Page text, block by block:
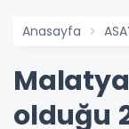
Anasayfa
olduğu